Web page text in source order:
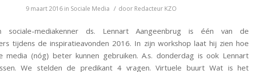
9 maart 2016 in Sociale Media / door Redacteur KZO
sociale-mediakenner ds. Lennart Aangeenbrug is één van de
tijdens de inspiratieavonden 2016. In zijn workshop laat hij zien hoe
media (nóg) beter kunnen gebruiken. A.s. donderdag is ook Lennart
We stelden de predikant 4 vragen. Virtuele buurt Wat is het